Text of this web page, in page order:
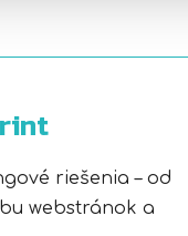
riešenia – od
webstránok a